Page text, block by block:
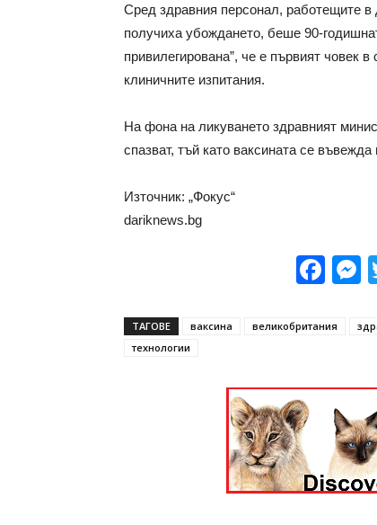
Сред здравния персонал, работещите в
получиха убождането, беше 90-
привилегирована”, че е първият човек
клиничните изпитания.
На фона на ликуването здравният
спазват, тъй като ваксината се
Източник: „Фокус“
dariknews.bg
ТАГОВЕ ваксина великобритания
технологии